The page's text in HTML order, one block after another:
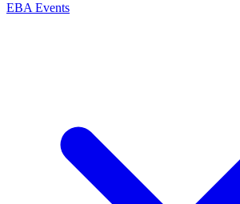
EBA Events